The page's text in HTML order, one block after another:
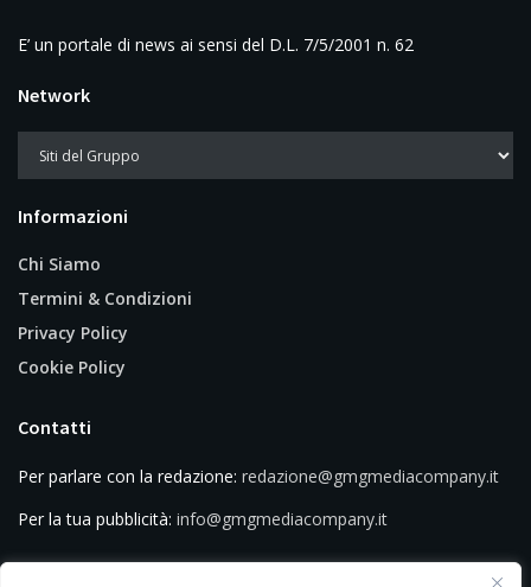
E’ un portale di news ai sensi del D.L. 7/5/2001 n. 62
Network
Informazioni
Chi Siamo
Termini & Condizioni
Privacy Policy
Cookie Policy
Contatti
Per parlare con la redazione: redazione@gmgmediacompany.it
Per la tua pubblicità: info@gmgmediacompany.it